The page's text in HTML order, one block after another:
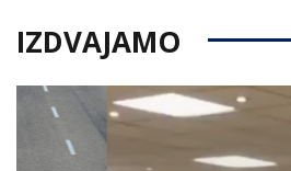
IZDVAJAMO